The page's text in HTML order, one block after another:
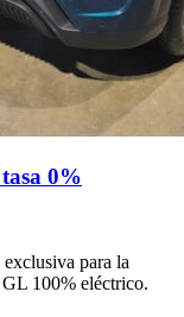
0%
para la
100% eléctrico.